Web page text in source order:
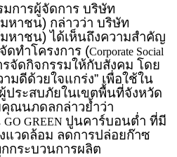
การผู้จัดการ บริษัท
หาชน) กล่าวว่า บริษัท
หาชน) ได้เห็นถึงความสำคัญ
ดทำโครงการ (Corporate Social
รจัดกิจกรรมให้กับสังคม โดย
มดีด้วยใจแกร่ง” เพื่อใช้ใน
ประสบภัยในเขตพื้นที่จังหวัด
คุณนภดลกล่าวย้ำว่า
GO GREEN ปูนคาร์บอนต่ำ ที่มี
วดล้อม ลดการปล่อยก๊าซ
กระบวนการผลิต